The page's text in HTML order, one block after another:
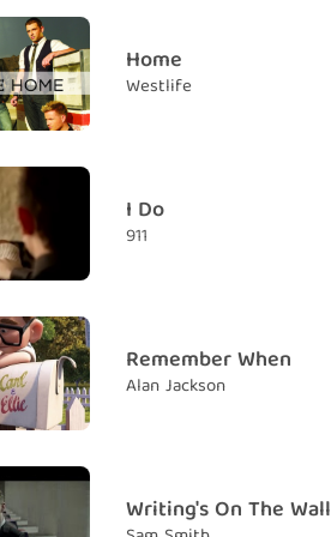
mãi bền lâu
ring I say to the world
nhẫn cưới này anh sẽ nói với cả thế giới
reason
của đời anh
I believe in
tin tưởng
I mean every word
này đều xuất phát từ trái tim anh
I live I'll love you
anh sẽ mãi yêu em
hold you
vòng tay
Home
Westlife
I Do
911
Remember When
Alan Jackson
Writing's On The Wall